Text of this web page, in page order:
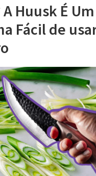
Huusk É Um
Fácil de